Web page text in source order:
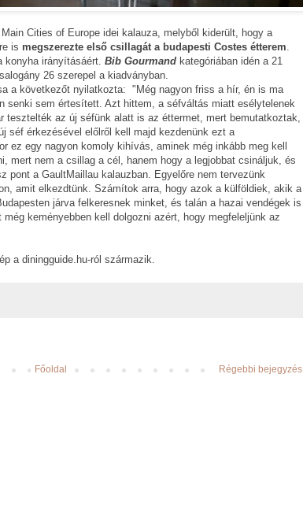
Cities of Europe idei kalauza, melyből kiderült, hogy a
is megszerezte első csillagát a budapesti Costes étterem
konyha irányításáért. Bib Gourmand kategóriában idén a 21
26 szerepel a kiadványban.
a következőt nyilatkozta: "Még nagyon friss a hír, én is ma
senki sem értesített. Azt hittem, a séfváltás miatt esélytelenek
tesztelték az új séfünk alatt is az éttermet, mert bemutatkoztak,
séf érkezésével előlről kell majd kezdenünk ezt a
ez egy nagyon komoly kihívás, aminek még inkább meg kell
mert nem a csillag a cél, hanem hogy a legjobbat csináljuk, és
pont a GaultMaillau kalauzban. Egyelőre nem tervezünk
amit elkezdtünk. Számítok arra, hogy azok a külföldiek, akik a
járva felkeresnek minket, és talán a hazai vendégek is
keményebben kell dolgozni azért, hogy megfeleljünk az
a diningguide.hu-ról származik.
Régebbi bejegyzés
Főoldal